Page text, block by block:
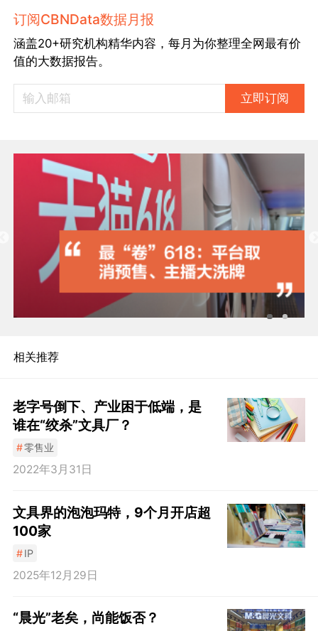
订阅CBNData数据月报
涵盖20+研究机构精华内容，每月为你整理全网最有价
值的大数据报告。
立即订阅
相关推荐
老字号倒下、产业困于低端，是
谁在“绞杀”文具厂？
#零售业
2022年3月31日
文具界的泡泡玛特，9个月开店超
100家
#IP
2025年12月29日
“晨光”老矣，尚能饭否？